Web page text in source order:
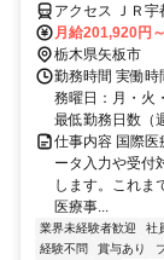
アクセス ＪＲ
約16分 JR「矢
月給201,920円
栃木県矢板市
勤務時間 実働
務曜日：月・火
最低勤務日数（
仕事内容 国際
ータ入力や受付
します。これま
医療事...
業界未経験者歓迎 社
経験不問
賞与あり